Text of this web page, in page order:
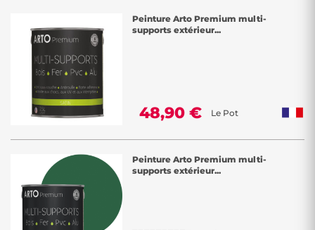
Peinture Arto Premium multi-
supports extérieur...
48,90 € Le Pot
Peinture Arto Premium multi-
supports extérieur...